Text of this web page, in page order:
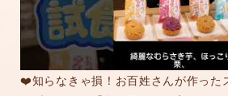
❤️知らなきゃ損！お百姓さんが作った